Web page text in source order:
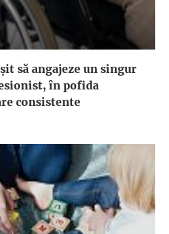
să angajeze un singur
în pofida
consistente